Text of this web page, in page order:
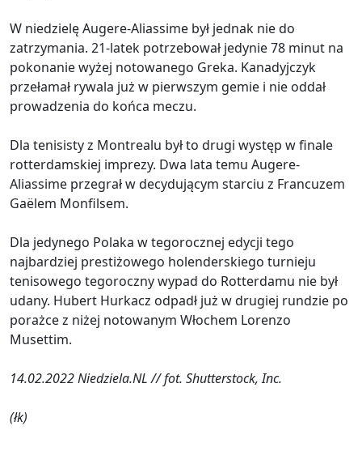
W niedzielę Augere-Aliassime był jednak nie do
zatrzymania. 21-latek potrzebował jedynie 78 minut na
pokonanie wyżej notowanego Greka. Kanadyjczyk
przełamał rywala już w pierwszym gemie i nie oddał
prowadzenia do końca meczu.
Dla tenisisty z Montrealu był to drugi występ w finale
rotterdamskiej imprezy. Dwa lata temu Augere-
Aliassime przegrał w decydującym starciu z Francuzem
Gaëlem Monfilsem.
Dla jedynego Polaka w tegorocznej edycji tego
najbardziej prestiżowego holenderskiego turnieju
tenisowego tegoroczny wypad do Rotterdamu nie był
udany. Hubert Hurkacz odpadł już w drugiej rundzie po
porażce z niżej notowanym Włochem Lorenzo
Musettim.
14.02.2022 Niedziela.NL // fot. Shutterstock, Inc.
(łk)